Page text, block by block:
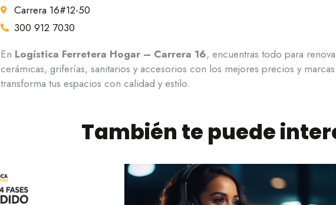
Carrera 16#12-50
300 912 7030
En Logística Ferretera Hogar – Carrera 16, encuentras todo para
cerámicas, griferías, sanitarios y accesorios con los mejores precios y
transforma tus espacios con calidad y estilo.
También te puede